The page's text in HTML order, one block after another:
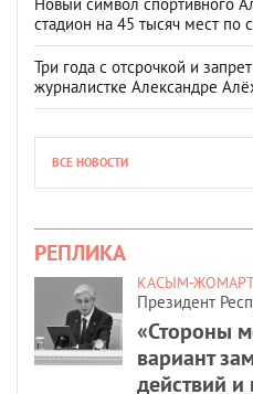
стадион на 45 тысяч мест по
Три года с отсрочкой и
журналистке Александре
ВСЕ НОВОСТИ
РЕПЛИКА
КАСЫМ-
Президент
«Стороны
вариант
действий